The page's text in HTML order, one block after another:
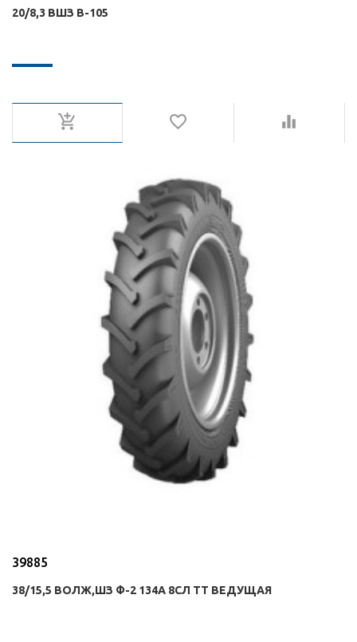
20/8,3 ВШЗ В-105
39885
38/15,5 ВОЛЖ,ШЗ Ф-2 134А 8СЛ TT ВЕДУЩАЯ